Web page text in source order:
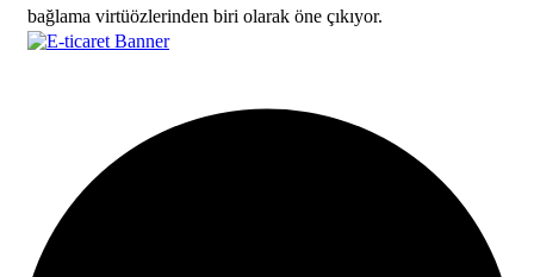
bağlama virtüözlerinden biri olarak öne çıkıyor.